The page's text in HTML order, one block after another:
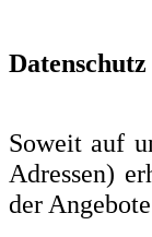
Datenschutz
Soweit auf
Adressen)
der